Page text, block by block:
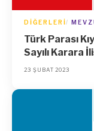
DIĞERLERI
Türk Parası
Sayılı Karara
32/34)’de
23 ŞUBAT 2023